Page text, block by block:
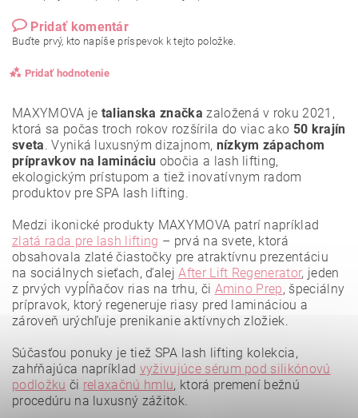
Pridať komentár
Buďte prvý, kto napíše príspevok k tejto položke.
Pridať hodnotenie
Vložením hodnotenie súhlasíte spodmienkami ochrany
osobných údajov
MAXYMOVA je talianska značka založená v roku 2021,
ktorá sa počas troch rokov rozšírila do viac ako 50 krajín
sveta. Vyniká luxusným dizajnom, nízkym zápachom
prípravkov na lamináciu obočia a lash lifting,
ekologickým prístupom a tiež inovatívnym radom
produktov pre SPA lash lifting.
Medzi ikonické produkty MAXYMOVA patrí napríklad
zlatá rada pre lash lifting – prvá na svete, ktorá
obsahovala zlaté čiastočky pre atraktívnu prezentáciu
na sociálnych sieťach, ďalejAfter Lift Regenerator, jeden
z prvých vypĺňačov rias na trhu, či Amino Prep, špeciálny
prípravok, ktorý regeneruje riasy pred lamináciou a
zároveň urýchľuje prenikanie aktívnych zložiek.
Súčasťou ponuky je tiež SPA lash lifting kolekcia,
zahŕňajúca napríklad vyživujúce sérum pod silikónovú
podložku či relaxačnú hmlu, ktorá premení bežnú
procedúru na luxusný zážitok.